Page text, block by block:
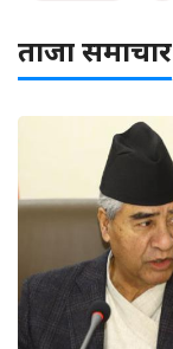
ताजा समाचार